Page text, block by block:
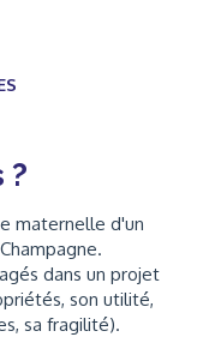
?
maternelle d'un
dans un projet
son utilité,
sa fragilité).